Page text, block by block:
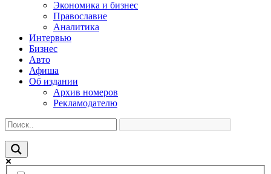
Экономика и бизнес
Православие
Аналитика
Интервью
Бизнес
Авто
Афиша
Об издании
Архив номеров
Рекламодателю